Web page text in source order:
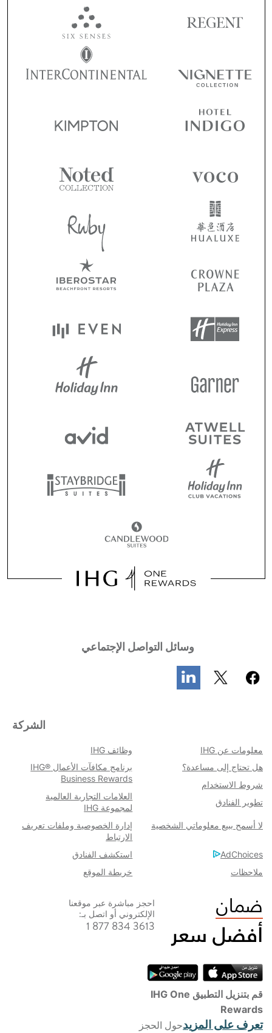
وسائل التواصل الإجتماعي
الشركة
معلومات عن IHG
وظائف IHG
هل تحتاج إلى مساعدة؟
برنامج مكافآت الأعمال IHG®
Business Rewards
شروط الاستخدام​
العلامات التجارية العالمية
لمجموعة IHG
تطوير الفنادق
إدارة الخصوصية وملفات تعريف
الارتباط
لا أسمح ببيع معلوماتي الشخصية
استكشف الفنادق
AdChoices
خريطة الموقع
ملاحظات
احجز مباشرة عبر موقعنا
الإلكتروني أو اتصل بـ:
1 877 834 3613
قم بتنزيل التطبيق IHG One
Rewards
تعرف على المزيدحول الحجز